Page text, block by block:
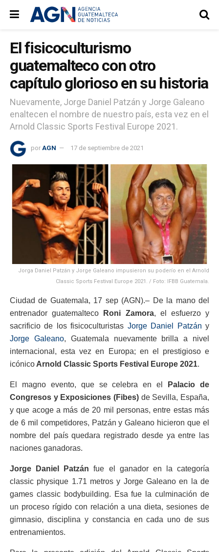
El fisicoculturismo
guatemalteco con otro
capítulo glorioso en su historia
Nuevamente, Jorge Daniel Patzán y Jorge Galeano
enaltecen el nombre de nuestro país, esta vez en el
Arnold Classic Sports Festival Europe 2021.
por AGN 17 de septiembre de 2021
Jorga Daniel Patzán y Jorge Galeano impusieron su poderío en el Arnold
Classic Sports Festival Europe 2021. / Foto: IFBB Guatemala.
Ciudad de Guatemala, 17 sep (AGN).– De la mano del
entrenador guatemalteco
Roni Zamora, el esfuerzo y
sacrificio de los fisicoculturistas Jorge Daniel Patzán y
Jorge Galeano, Guatemala nuevamente brilla a nivel
internacional, esta vez en Europa; en el prestigioso e
icónico Arnold Classic Sports Festival Europe 2021.
El magno evento, que se celebra en el
Palacio de
Congresos y Exposiciones (Fibes) de Sevilla, España,
y que acoge a más de 20 mil personas, entre estas más
de 6 mil competidores, Patzán y Galeano hicieron que el
nombre del país quedara registrado desde ya entre las
naciones ganadoras.
Jorge Daniel Patzán fue el ganador en la categoría
classic physique 1.71 metros y Jorge Galeano en la de
games classic bodybuilding. Esa fue la culminación de
un proceso rígido con relación a una dieta, sesiones de
gimnasio, disciplina y constancia en cada uno de sus
entrenamientos.